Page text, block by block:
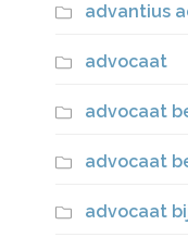
advantius
advocaat
advocaat
advocaat
advocaat